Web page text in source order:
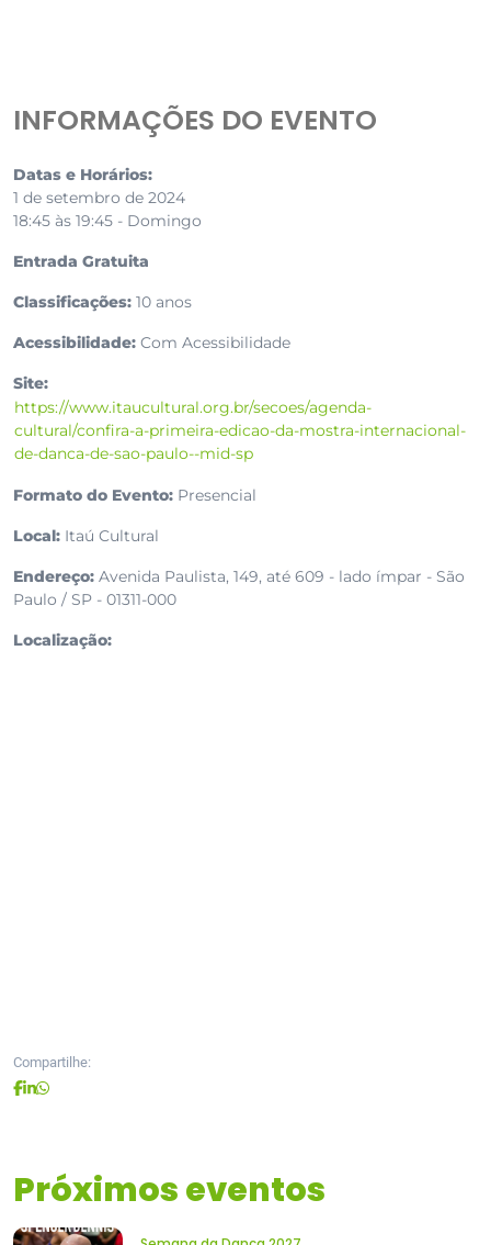
INFORMAÇÕES DO EVENTO
Datas e Horários:
1 de setembro de 2024
18:45 às 19:45 - Domingo
Entrada Gratuita
Classificações: 10 anos
Acessibilidade: Com Acessibilidade
Site:
https://www.itaucultural.org.br/secoes/agenda-
cultural/confira-a-primeira-edicao-da-mostra-internacional-
de-danca-de-sao-paulo--mid-sp
Formato do Evento: Presencial
Local: Itaú Cultural
Endereço: Avenida Paulista, 149, até 609 - lado ímpar - São
Paulo / SP - 01311-000
Localização:
Compartilhe:
Próximos eventos